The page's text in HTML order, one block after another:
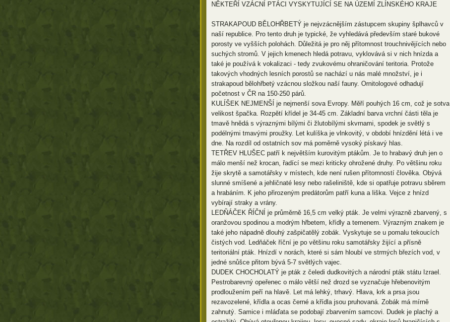
NĚKTEŘÍ VZÁCNÍ PTÁCI VYSKYTUJÍCÍ SE NA ÚZEMÍ ZLÍNSKÉHO KRAJE
STRAKAPOUD BĚLOHŘBETÝ je nejvzácnějším zástupcem skupiny šplhavců v
naší republice. Pro tento druh je typické, že vyhledává především staré bukové
porosty ve vyšších polohách. Důležitá je pro něj přítomnost trouchnivějících nebo
suchých stromů. V jejich kmenech hledá potravu, vyklovává si v nich hnízda a
také je používá k vokalizaci - tedy zvukovému ohraničování teritoria. Protože
takových vhodných lesních porostů se nachází u nás malé množství, je i
strakapoud bělohřbetý vzácnou složkou naší fauny. Ornitologové odhadují
početnost v ČR na 150-250 párů.
KULÍŠEK NEJMENŠÍ je nejmenší sova Evropy. Měří pouhých 16 cm, což je sotva
velikost špačka. Rozpětí křídel je 34-45 cm. Základní barva vrchní části těla je
tmavě hnědá s výraznými bílými či žlutobílými skvrnami, spodek je světlý s
podélnými tmavými proužky. Let kulíška je vlnkovitý, v období hnízdění létá i ve
dne. Na rozdíl od ostatních sov má poměrně vysoký pískavý hlas.
TETŘEV HLUŠEC patří k největším kurovitým ptákům. Je to hrabavý druh jen o
málo menší než krocan, řadící se mezi kriticky ohrožené druhy. Po většinu roku
žije skrytě a samotářsky v místech, kde není rušen přítomností člověka. Obývá
slunné smíšené a jehličnaté lesy nebo rašeliniště, kde si opatřuje potravu sběrem
a hrabáním. K jeho přirozeným predátorům patří kuna a liška. Vejce z hnízd
vybírají straky a vrány.
LEDŇÁČEK ŘÍČNÍ je průměrně 16,5 cm velký pták. Je velmi výrazně zbarvený, s
oranžovou spodinou a modrým hřbetem, křídly a temenem. Výrazným znakem je
také jeho nápadně dlouhý zašpičatělý zobák. Vyskytuje se u pomalu tekoucích
čistých vod. Ledňáček říční je po většinu roku samotářsky žijící a přísně
teritoriální pták. Hnízdí v norách, které si sám hloubí ve strmých březích vod, v
jedné snůšce přitom bývá 5-7 světlých vajec.
DUDEK CHOCHOLATÝ je pták z čeledi dudkovitých a národní pták státu Izrael.
Pestrobarevný opeřenec o málo větší než drozd se vyznačuje hřebenovitým
prodloužením peří na hlavě. Let má lehký, trhavý. Hlava, krk a prsa jsou
rezavozelené, křídla a ocas černé a křídla jsou pruhovaná. Zobák má mírně
zahnutý. Samice i mláďata se podobají zbarvením samcovi. Dudek je plachý a